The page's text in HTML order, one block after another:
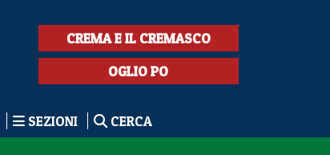
CREMA E IL CREMASCO
OGLIO PO
SEZIONI CERCA